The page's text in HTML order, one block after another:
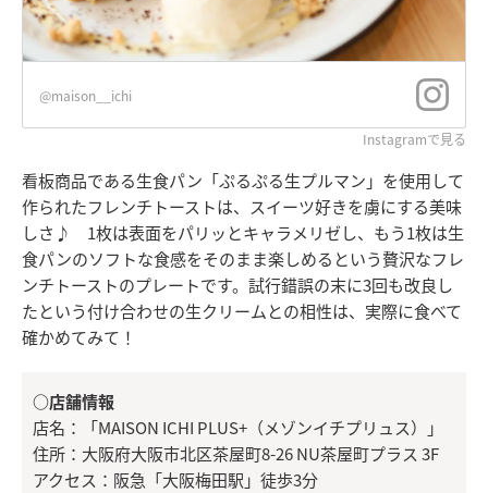
@maison__ichi
Instagramで見る
看板商品である生食パン「ぷるぷる生プルマン」を使用して
作られたフレンチトーストは、スイーツ好きを虜にする美味
しさ♪ 1枚は表面をパリッとキャラメリゼし、もう1枚は生
食パンのソフトな食感をそのまま楽しめるという贅沢なフレ
ンチトーストのプレートです。試行錯誤の末に3回も改良し
たという付け合わせの生クリームとの相性は、実際に食べて
確かめてみて！
○店舗情報
店名：「MAISON ICHI PLUS+（メゾンイチプリュス）」
住所：大阪府大阪市北区茶屋町8-26 NU茶屋町プラス 3F
アクセス：阪急「大阪梅田駅」徒歩3分